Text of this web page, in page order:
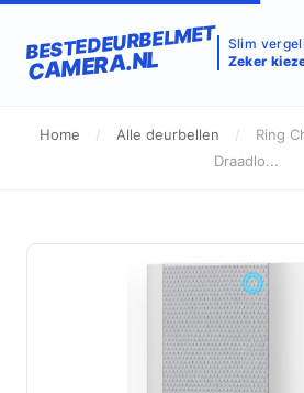
BESTEDEURBELMET
CAMERA.NL
Slim
Zeker
Home / Alle deurbellen /
Ring
Draadlo...